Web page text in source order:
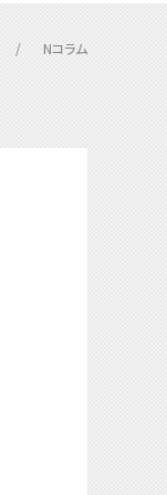
Nコラム